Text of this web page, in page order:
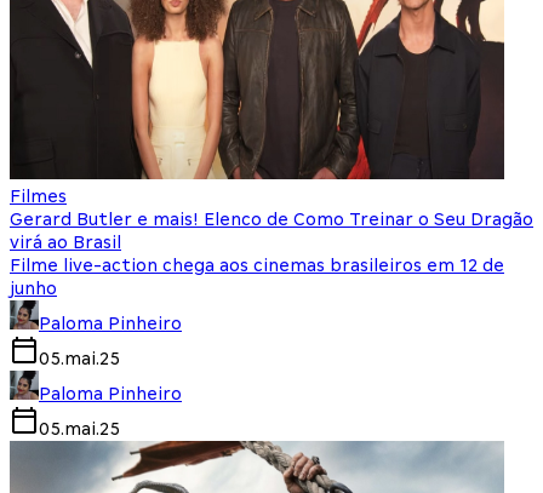
Filmes
Gerard Butler e mais! Elenco de Como Treinar o Seu Dragão
virá ao Brasil
Filme live-action chega aos cinemas brasileiros em 12 de
junho
Paloma Pinheiro
05.mai.25
Paloma Pinheiro
05.mai.25